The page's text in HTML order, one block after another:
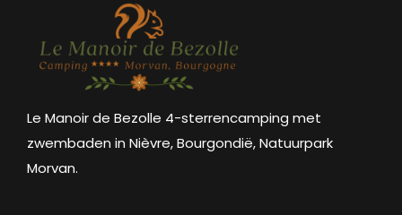
Le Manoir de Bezolle 4-sterrencamping met
zwembaden in Nièvre, Bourgondië, Natuurpark
Morvan.